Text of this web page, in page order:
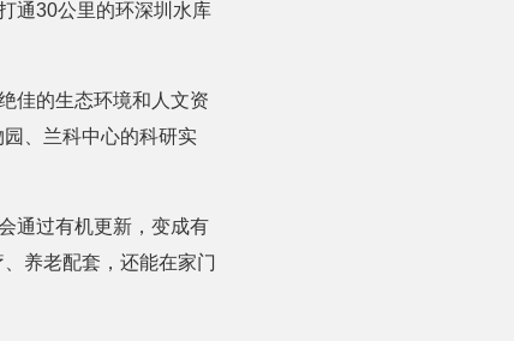
通30公里的环深圳水库
佳的生态环境和人文资
、兰科中心的科研实
通过有机更新，变成有
养老配套，还能在家门